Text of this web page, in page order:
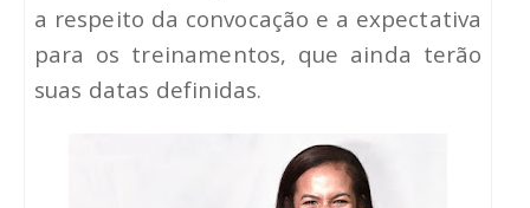
a respeito da convocação e a expectativa
para os treinamentos, que ainda terão
suas datas definidas.